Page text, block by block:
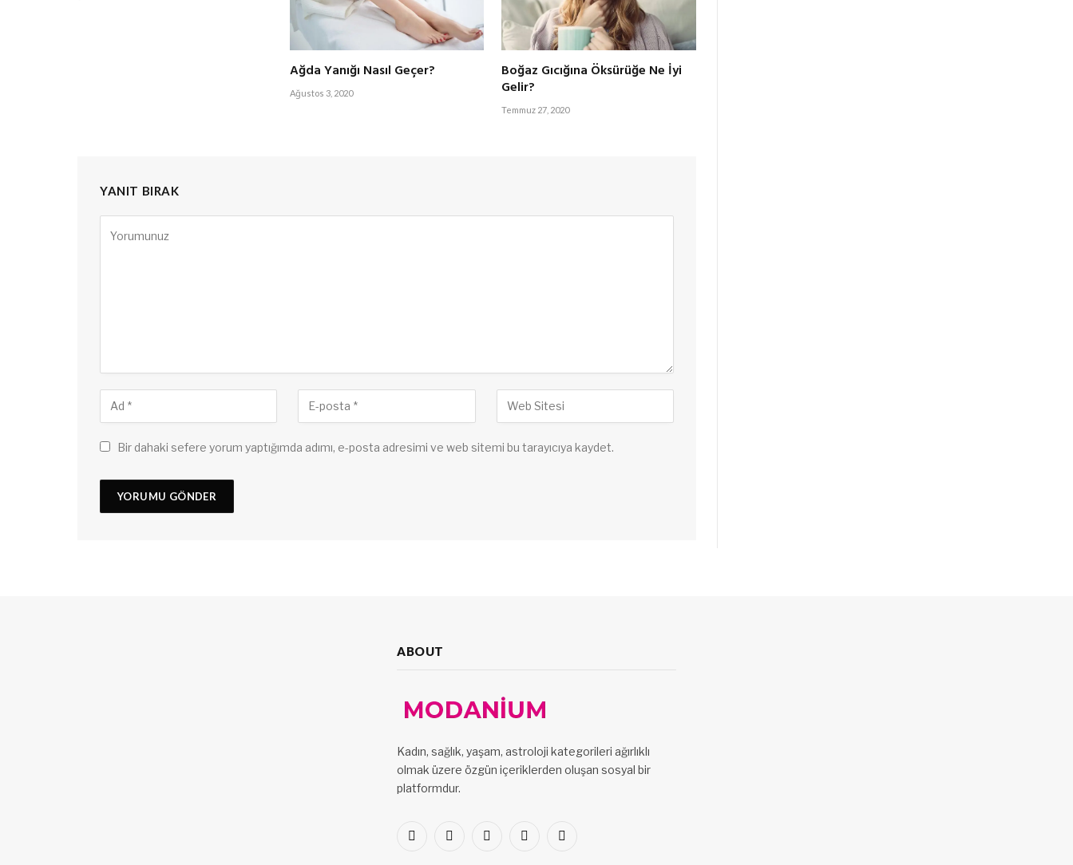
Ağda Yanığı Nasıl Geçer?
Ağustos 3, 2020
Boğaz Gıcığına Öksürüğe Ne İyi
Gelir?
Temmuz 27, 2020
YANIT BIRAK
Bir dahaki sefere yorum yaptığımda adımı, e-posta adresimi ve web sitemi bu tarayıcıya kaydet.
ABOUT
Kadın, sağlık, yaşam, astroloji kategorileri ağırlıklı
olmak üzere özgün içeriklerden oluşan sosyal bir
platformdur.
Facebook
X
PinterestLinkedInVKontakte